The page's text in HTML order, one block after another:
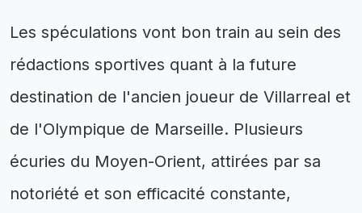
Les spéculations vont bon train au sein des
rédactions sportives quant à la future
destination de l'ancien joueur de Villarreal et
de l'Olympique de Marseille. Plusieurs
écuries du Moyen-Orient, attirées par sa
notoriété et son efficacité constante,